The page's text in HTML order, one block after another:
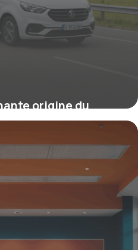
origine du
qui révolutionne
routière et l’avenir